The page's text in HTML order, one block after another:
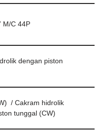
M/C 44P
dengan piston
/ Cakram hidrolik
tunggal (CW)